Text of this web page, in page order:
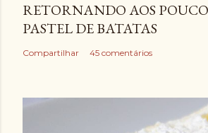
RETORNANDO AOS
PASTEL DE BATATAS
Compartilhar 45 comentários